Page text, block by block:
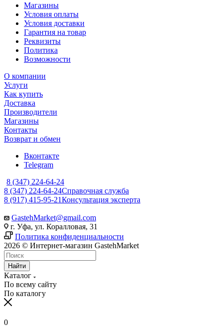
Магазины
Условия оплаты
Условия доставки
Гарантия на товар
Реквизиты
Политика
Возможности
О компании
Услуги
Как купить
Доставка
Производители
Магазины
Контакты
Возврат и обмен
Вконтакте
Telegram
8 (347) 224-64-24
8 (347) 224-64-24Справочная служба
8 (917) 415-95-21Консультация эксперта
GastehMarket@gmail.com
г. Уфа, ул. Коралловая, 31
Политика конфиденциальности
2026 © Интернет-магазин GastehMarket
Найти
Каталог
По всему сайту
По каталогу
0